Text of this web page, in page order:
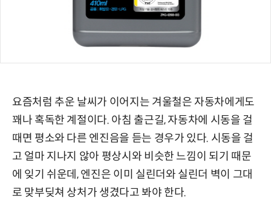
요즘처럼 추운 날씨가 이어지는 겨울철은 자동차에게도
꽤나 혹독한 계절이다. 아침 출근길, 자동차에 시동을 걸
때면 평소와 다른 엔진음을 듣는 경우가 있다. 시동을 걸
고 얼마 지나지 않아 평상시와 비슷한 느낌이 되기 때문
에 잊기 쉬운데, 엔진은 이미 실린더와 실린더 벽이 그대
로 맞부딪쳐 상처가 생겼다고 봐야 한다.